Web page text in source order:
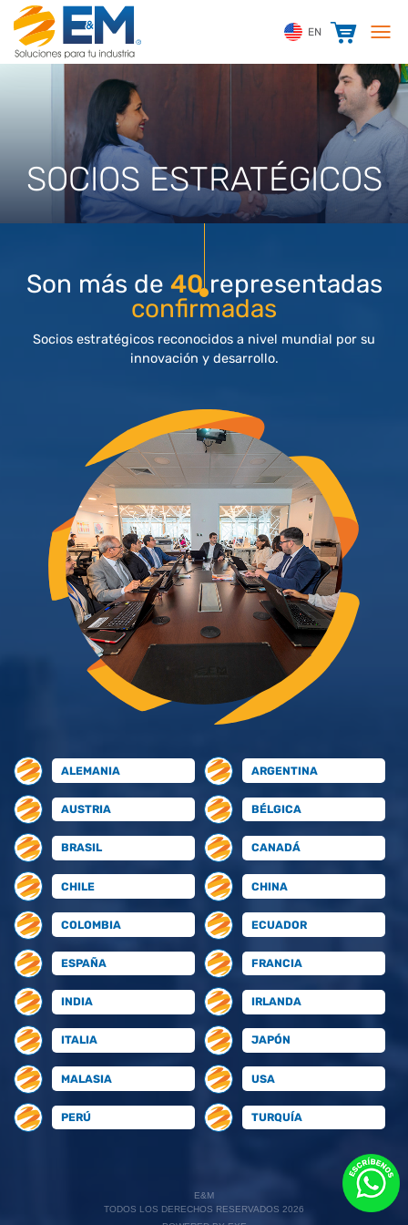
EN
SOCIOS ESTRATÉGICOS
Son más de 40representadas
confirmadas
Socios estratégicos reconocidos a nivel mundial por su
innovación y desarrollo.
ALEMANIA ARGENTINA
AUSTRIA BÉLGICA
BRASIL CANADÁ
CHILE CHINA
COLOMBIA ECUADOR
ESPAÑA FRANCIA
INDIA IRLANDA
ITALIA JAPÓN
MALASIA USA
PERÚ TURQUÍA
E&M
TODOS LOS DERECHOS RESERVADOS 2026